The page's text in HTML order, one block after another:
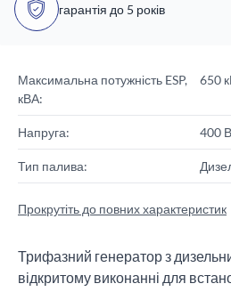
гарантія до 5 років
Максимальна потужність ESP,
кВА:
650
Напруга: 400 В
Тип палива:
Прокрутіть до повних характеристик
Трифазний генератор з
відкритому виконанні для